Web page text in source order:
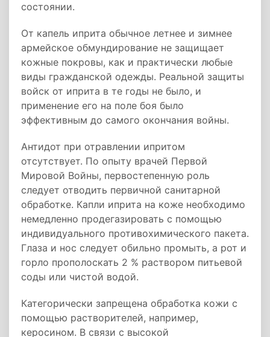
состоянии.
От капель иприта обычное летнее и зимнее
армейское обмундирование не защищает
кожные покровы, как и практически любые
виды гражданской одежды. Реальной защиты
войск от иприта в те годы не было, и
применение его на поле боя было
эффективным до самого окончания войны.
Антидот при отравлении ипритом
отсутствует. По опыту врачей Первой
Мировой Войны, первостепенную роль
следует отводить первичной санитарной
обработке. Капли иприта на коже необходимо
немедленно продегазировать с помощью
индивидуального противохимического пакета.
Глаза и нос следует обильно промыть, а рот и
горло прополоскать 2 % раствором питьевой
соды или чистой водой.
Категорически запрещена обработка кожи с
помощью растворителей, например,
керосином. В связи с высокой